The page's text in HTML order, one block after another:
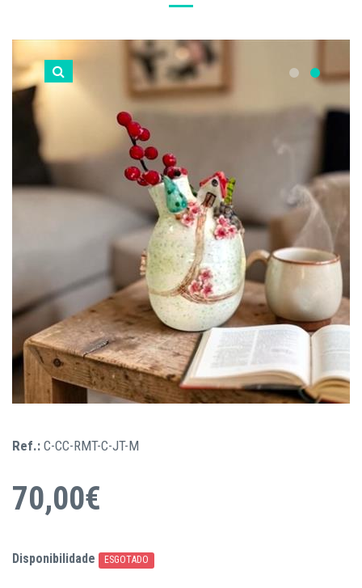
Ref.: C-CC-RMT-C-JT-M
70,00€
Disponibilidade ESGOTADO